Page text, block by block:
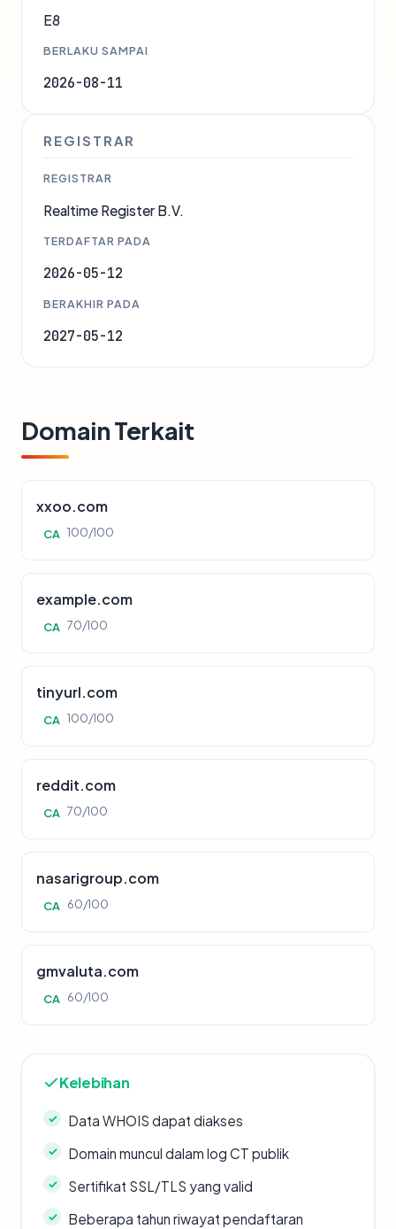
E8
BERLAKU SAMPAI
2026-08-11
REGISTRAR
REGISTRAR
Realtime Register B.V.
TERDAFTAR PADA
2026-05-12
BERAKHIR PADA
2027-05-12
Domain Terkait
xxoo.com
CA 100/100
example.com
CA 70/100
tinyurl.com
CA 100/100
reddit.com
CA 70/100
nasarigroup.com
CA 60/100
gmvaluta.com
CA 60/100
Kelebihan
Data WHOIS dapat diakses
Domain muncul dalam log CT publik
Sertifikat SSL/TLS yang valid
Beberapa tahun riwayat pendaftaran